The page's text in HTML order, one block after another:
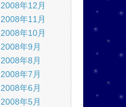
2008年12月
2008年11月
2008年10月
2008年9月
2008年8月
2008年7月
2008年6月
2008年5月